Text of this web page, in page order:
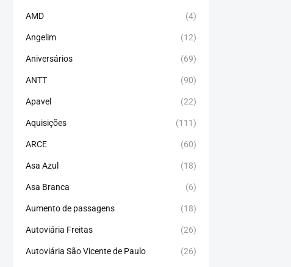
AMD (4)
Angelim (12)
Aniversários (69)
ANTT (90)
Apavel (22)
Aquisições (111)
ARCE (60)
Asa Azul (18)
Asa Branca (6)
Aumento de passagens (18)
Autoviária Freitas (26)
Autoviária São Vicente de Paulo (26)